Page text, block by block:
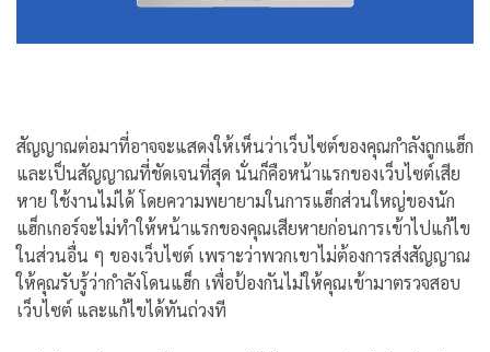
สัญญาณต่อมาที่อาจจะแสดงให้เห็นว่าเว็บไซต์ของคุณกำลังถูกแฮ็ก
และเป็นสัญญาณที่ชัดเจนที่สุด นั่นก็คือหน้าแรกของเว็บไซต์เสีย
หาย ใช้งานไม่ได้ โดยความพยายามในการแฮ็กส่วนใหญ่ของนัก
แฮ็กเกอร์จะไม่ทำให้หน้าแรกของคุณเสียหายก่อนการเข้าไปแก้ไข
ในส่วนอื่น ๆ ของเว็บไซต์ เพราะว่าพวกเขาไม่ต้องการส่งสัญญาณ
ให้คุณรับรู้ว่ากำลังโดนแฮ็ก เพื่อป้องกันไม่ให้คุณเข้ามาตรวจสอบ
เว็บไซต์ และแก้ไขได้ทันถ่วงที